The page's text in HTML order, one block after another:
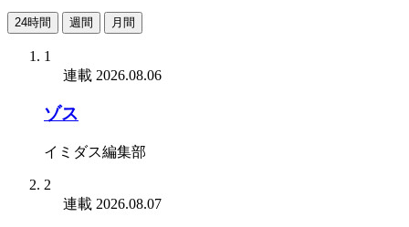
24時間 週間 月間
1
連載 2026.08.06
ゾス
イミダス編集部
2
連載 2026.08.07